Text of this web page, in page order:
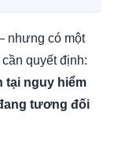
nhưng có một
quyết định:
tại nguy hiểm
tương đối